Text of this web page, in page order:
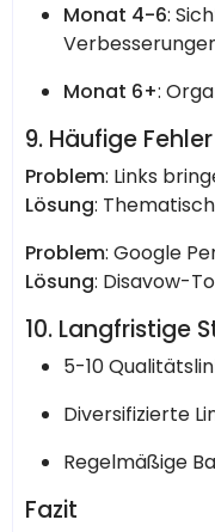
Monat 4-6:
Monat 6+:
9. Häufige
Problem: Links
Lösung:
Problem: Google
Lösung: Disavow-
10. Langfristige
5-10
Diversifizierte
Regelmäßige
Fazit